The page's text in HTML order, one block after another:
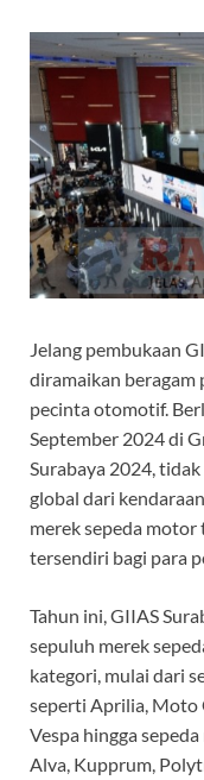
Jelang pembukaan
diramaikan beragam
pecinta otomotif.
September 2024 di
Surabaya 2024,
global dari
merek sepeda
tersendiri bagi para
Tahun ini, GIIAS
sepuluh merek
kategori, mulai dari
seperti Aprilia, Moto
Vespa hingga
Alva, Kupprum,